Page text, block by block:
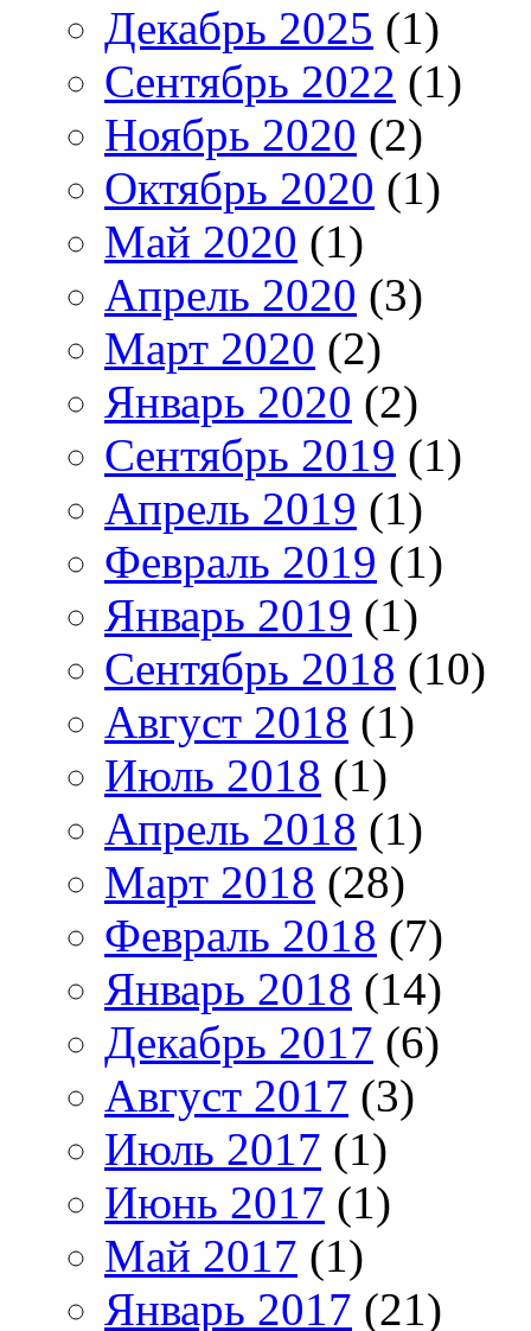
Декабрь 2025 (1)
Сентябрь 2022 (1)
Ноябрь 2020 (2)
Октябрь 2020 (1)
Май 2020 (1)
Апрель 2020 (3)
Март 2020 (2)
Январь 2020 (2)
Сентябрь 2019 (1)
Апрель 2019 (1)
Февраль 2019 (1)
Январь 2019 (1)
Сентябрь 2018 (10)
Август 2018 (1)
Июль 2018 (1)
Апрель 2018 (1)
Март 2018 (28)
Февраль 2018 (7)
Январь 2018 (14)
Декабрь 2017 (6)
Август 2017 (3)
Июль 2017 (1)
Июнь 2017 (1)
Май 2017 (1)
Январь 2017 (21)